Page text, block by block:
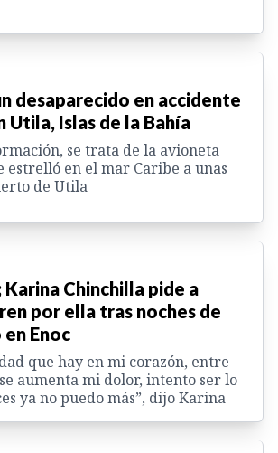
desaparecido en accidente
Utila, Islas de la Bahía
se trata de la avioneta
estrelló en el mar Caribe a unas
de Utila
Karina Chinchilla pide a
por ella tras noches de
Enoc
que hay en mi corazón, entre
aumenta mi dolor, intento ser lo
ya no puedo más”, dijo Karina